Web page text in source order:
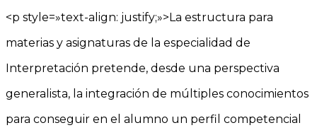
<p style=»text-align: justify;»>La estructura para
materias y asignaturas de la especialidad de
Interpretación pretende, desde una perspectiva
generalista, la integración de múltiples conocimientos
para conseguir en el alumno un perfil competencial